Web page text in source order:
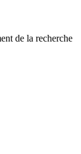
de la recherche